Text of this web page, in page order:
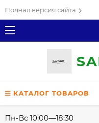
Полная версия сайта
КАТАЛОГ ТОВАРОВ
Пн-Вс 10:00—18:30